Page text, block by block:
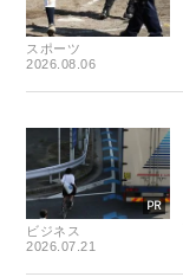
スポーツ
2026.08.06
ビジネス
2026.07.21